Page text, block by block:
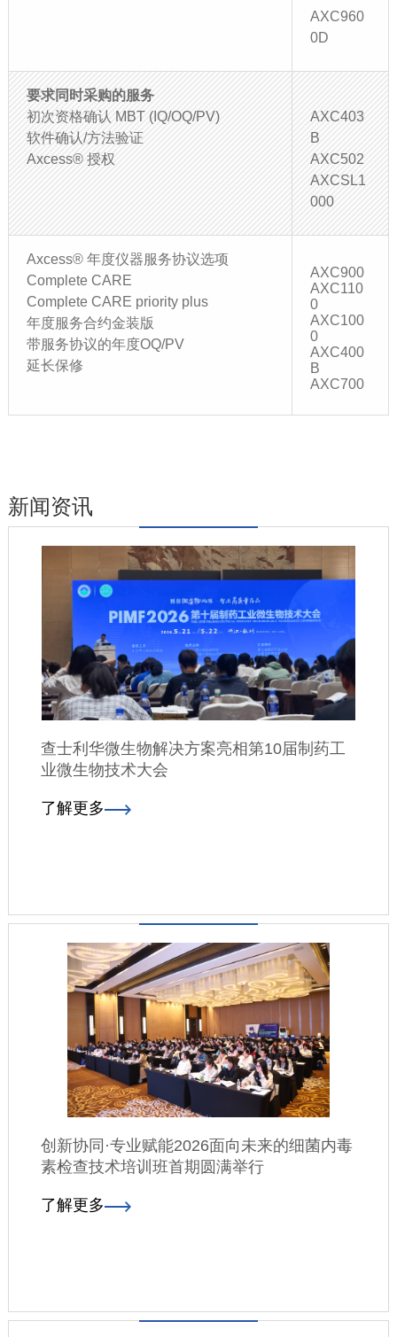
AXC960
0D
要求同时采购的服务
初次资格确认 MBT (IQ/OQ/PV)
软件确认/方法验证
Axcess® 授权
AXC403
B
AXC502
AXCSL1
000
Axcess® 年度仪器服务协议选项
Complete CARE
Complete CARE priority plus
年度服务合约金装版
带服务协议的年度OQ/PV
延长保修
AXC900
AXC110
0
AXC100
0
AXC400
B
AXC700
新闻资讯
查士利华微生物解决方案亮相第10届制药工
业微生物技术大会
了解更多
创新协同·专业赋能2026面向未来的细菌内毒
素检查技术培训班首期圆满举行
了解更多